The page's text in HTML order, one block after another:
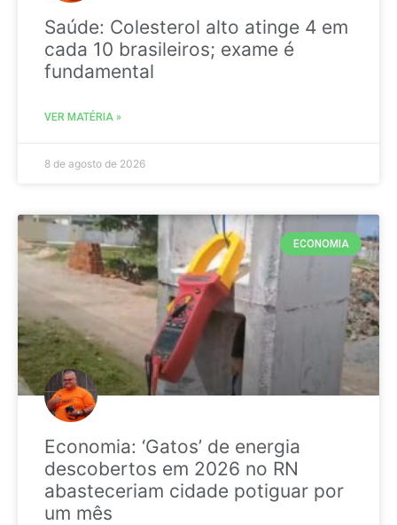
Saúde: Colesterol alto atinge 4 em
cada 10 brasileiros; exame é
fundamental
VER MATÉRIA »
8 de agosto de 2026
ECONOMIA
Economia: ‘Gatos’ de energia
descobertos em 2026 no RN
abasteceriam cidade potiguar por
um mês